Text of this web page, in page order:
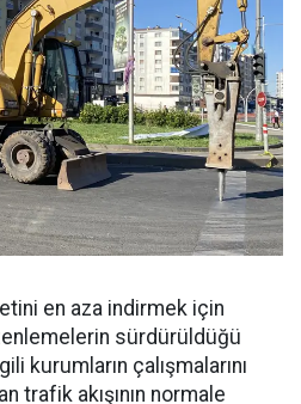
en aza indirmek için
sürdürüldüğü
kurumların çalışmalarını
trafik akışının normale